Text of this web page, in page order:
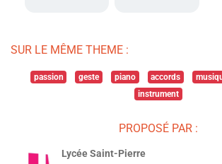
SUR LE MÊME THEME :
passion geste piano accords
instrument
PROPOSÉ PAR :
Lycée Saint-Pierre